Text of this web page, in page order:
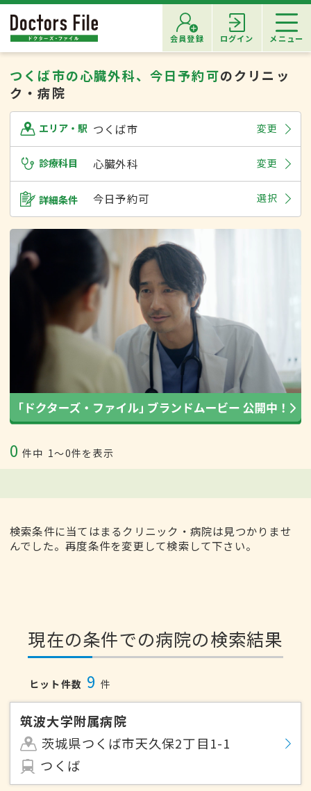
会員登録 ログイン メニュー
つくば市の心臓外科、今日予約可のクリニッ
ク・病院
エリア・駅 つくば市 変更
診療科目 心臓外科 変更
詳細条件 今日予約可 選択
0 件中 1〜0件を表示
検索条件に当てはまるクリニック・病院は見つかりませ
んでした。再度条件を変更して検索して下さい。
現在の条件での病院の検索結果
ヒット件数 9 件
筑波大学附属病院
茨城県つくば市天久保2丁目1-1
つくば